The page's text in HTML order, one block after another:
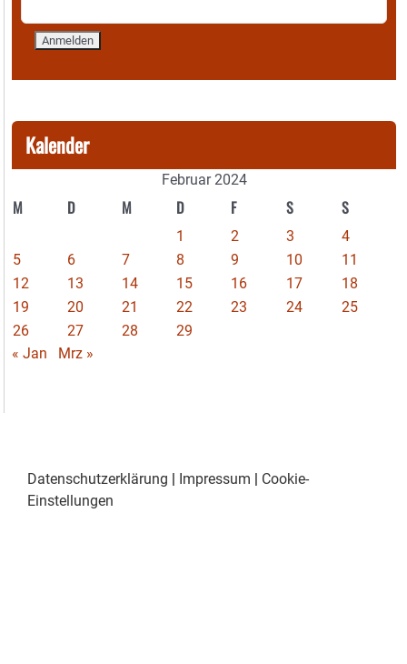
Kalender
Februar 2024
M D M D F S S
1 2 3
4
5
6 7 8 9 10
11
12
13 14 15 16 17
18
19
20 21 22 23 24
25
26
27 28
29
« Jan
Mrz »
Datenschutzerklärung Impressum
Cookie-
Einstellungen